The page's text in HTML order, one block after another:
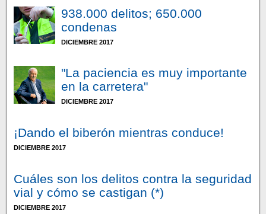
938.000 delitos; 650.000
condenas
DICIEMBRE 2017
"La paciencia es muy importante
en la carretera"
DICIEMBRE 2017
¡Dando el biberón mientras conduce!
DICIEMBRE 2017
Cuáles son los delitos contra la seguridad
vial y cómo se castigan (*)
DICIEMBRE 2017